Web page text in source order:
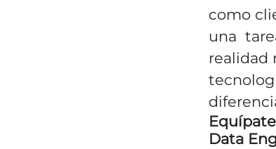
como
una
realidad
Data